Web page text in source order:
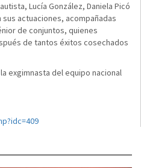
Lucía González, Daniela Picó
actuaciones, acompañadas
de conjuntos, quienes
de tantos éxitos cosechados
exgimnasta del equipo nacional